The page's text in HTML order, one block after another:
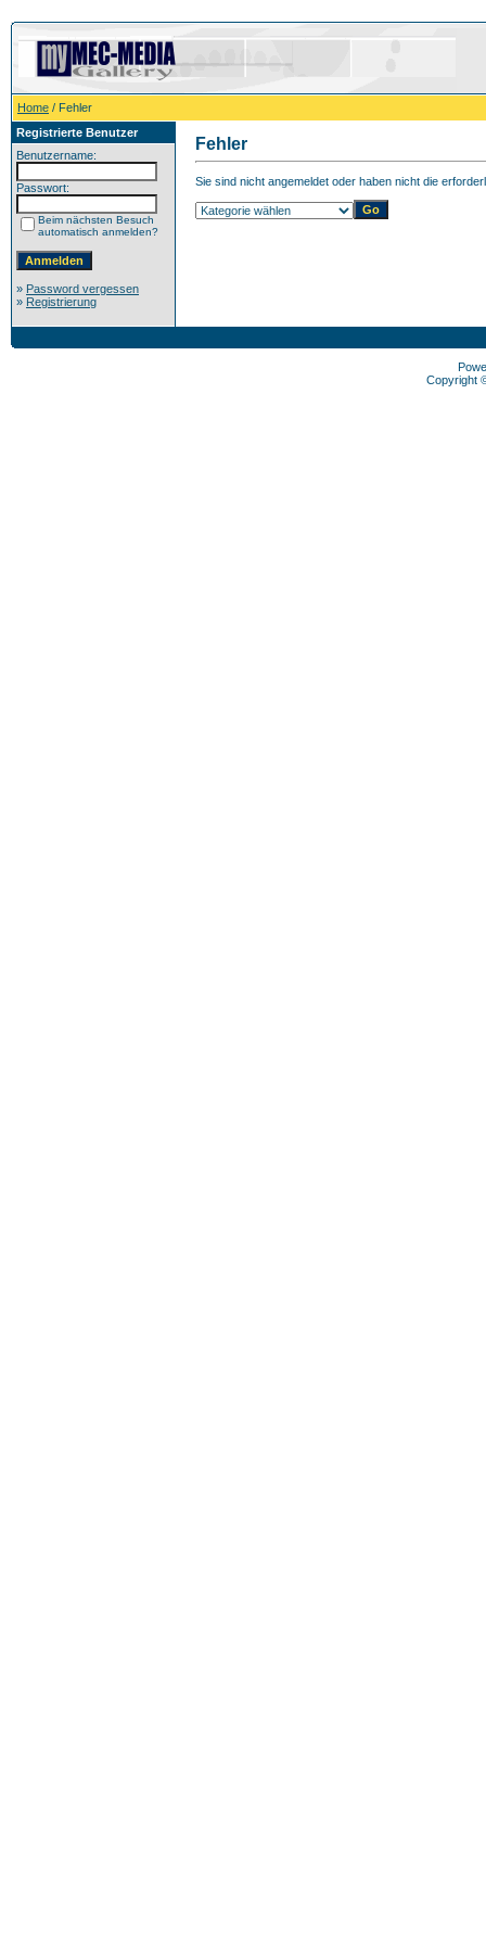
Home / Fehler
Registrierte Benutzer
Benutzername:
Passwort:
Beim nächsten Besuch
automatisch anmelden?
» Password vergessen
» Registrierung
Fehler
Sie sind nicht angemeldet oder haben nicht die
Copyright